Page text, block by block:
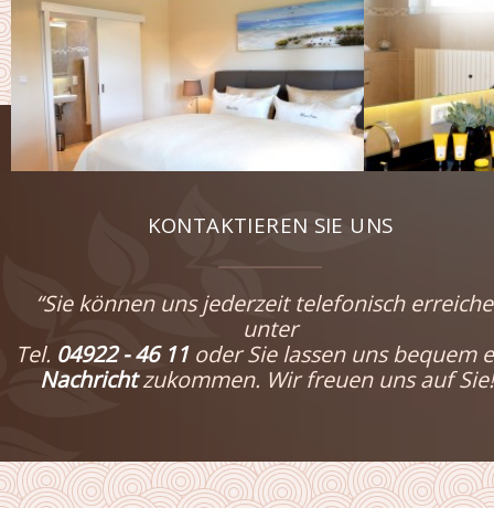
KONTAKTIEREN SIE UNS
“Sie können uns jederzeit telefonisch
unter
Tel. 04922 - 46 11oder Sie lassen uns bequem
Nachrichtzukommen. Wir freuen uns auf